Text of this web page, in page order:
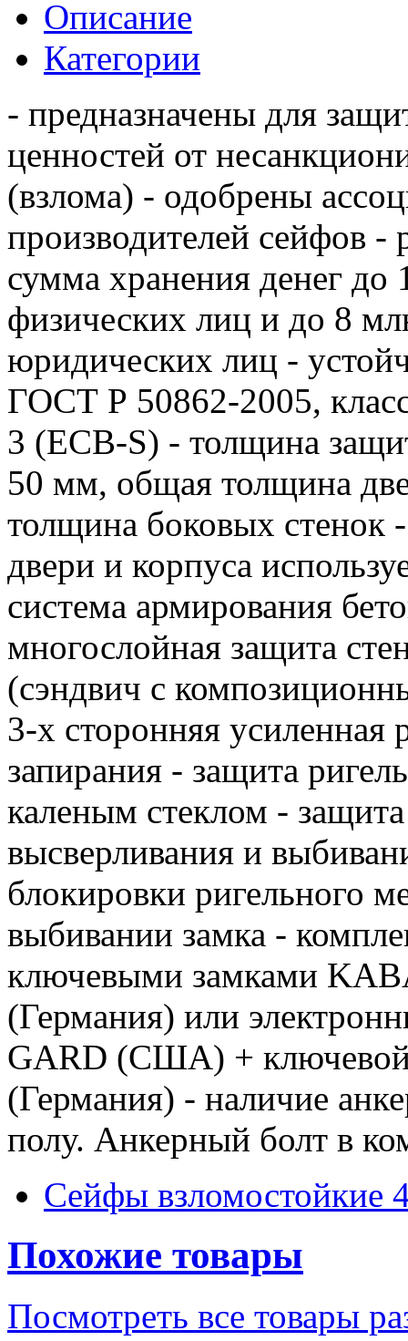
Описание
Категории
- предназначены для
ценностей от
(взлома) - одобрены
производителей сейфов -
сумма хранения денег до
физических лиц и до 8
юридических лиц -
ГОСТ Р 50862-2005,
3 (ECB-S) - толщина
50 мм, общая толщина
толщина боковых стенок
двери и корпуса
система армирования
многослойная защита
(сэндвич с
3-х сторонняя усиленная
запирания - защита
каленым стеклом -
высверливания и
блокировки ригельного
выбивании замка -
ключевыми замками
(Германия) или
GARD (США) +
(Германия) - наличие
полу. Анкерный болт в
Сейфы взломостойкие
Похожие товары
Посмотреть все товары